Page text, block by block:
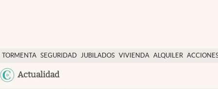
TORMENTA SEGURIDAD JUBILADOS VIVIENDA ALQUILER
Actualidad
Economía y finanzas
Política